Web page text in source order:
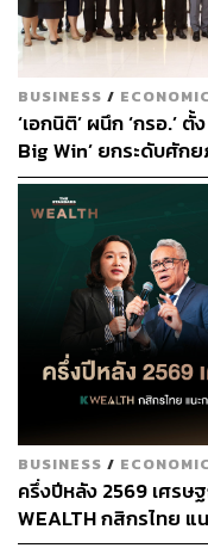
ความเสี่ยงด้านนโยบา
หน้า ซึ่งคาดว่าจะมีกา
ดังนั้นจึงปรับคำแนะนำ
Outperform (จาก
SOTP ที่ 9.50 บาทต่อ
Upside อีก 1.50 บาท
ตะวันตกเข้ามา ถ้ารั
นี้ตามผลการประมูลใ
สำหรับความเสี่ยงที่ต้
และจำนวนผู้โดยสาร
สามารถติดตา
ผ่านแอปพลิเคชันต่าง
BUSINESS / ECONOMIC
‘เอกนิติ’ ผนึก ‘กรอ.’
Big Win’ ยกระดับศัก
BUSINESS / ECONOMIC
ครึ่งปีหลัง 2569 เศรษ
WEALTH กสิกรไทย